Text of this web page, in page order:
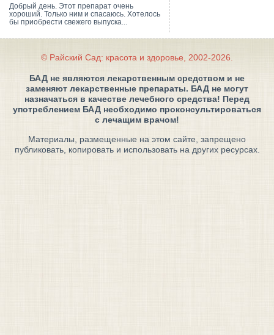
Добрый день. Этот препарат очень
хороший. Только ним и спасаюсь. Хотелось
бы приобрести свежего выпуска...
© Райский Сад: красота и здоровье, 2002-2026.
БАД не являются лекарственным средством и не
заменяют лекарственные препараты. БАД не могут
назначаться в качестве лечебного средства! Перед
употреблением БАД необходимо проконсультироваться
с лечащим врачом!
Материалы, размещенные на этом сайте, запрещено
публиковать, копировать и использовать на других ресурсах.